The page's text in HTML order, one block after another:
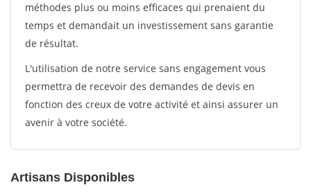
méthodes plus ou moins efficaces qui prenaient du
temps et demandait un investissement sans garantie
de résultat.
L'utilisation de notre service sans engagement vous
permettra de recevoir des demandes de devis en
fonction des creux de votre activité et ainsi assurer un
avenir à votre société.
Artisans Disponibles